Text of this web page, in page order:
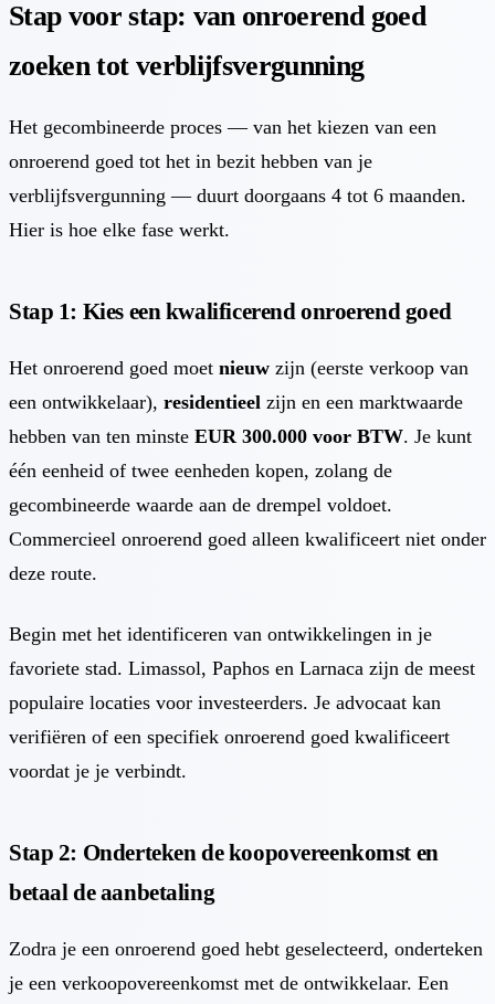
Stap voor stap: van onroerend goed
zoeken tot verblijfsvergunning
Het gecombineerde proces — van het kiezen van een
onroerend goed tot het in bezit hebben van je
verblijfsvergunning — duurt doorgaans 4 tot 6 maanden.
Hier is hoe elke fase werkt.
Stap 1: Kies een kwalificerend onroerend goed
Het onroerend goed moet nieuw zijn (eerste verkoop van
een ontwikkelaar), residentieel zijn en een marktwaarde
hebben van ten minste EUR 300.000 voor BTW. Je kunt
één eenheid of twee eenheden kopen, zolang de
gecombineerde waarde aan de drempel voldoet.
Commercieel onroerend goed alleen kwalificeert niet onder
deze route.
Begin met het identificeren van ontwikkelingen in je
favoriete stad. Limassol, Paphos en Larnaca zijn de meest
populaire locaties voor investeerders. Je advocaat kan
verifiëren of een specifiek onroerend goed kwalificeert
voordat je je verbindt.
Stap 2: Onderteken de koopovereenkomst en
betaal de aanbetaling
Zodra je een onroerend goed hebt geselecteerd, onderteken
je een verkoopovereenkomst met de ontwikkelaar. Een